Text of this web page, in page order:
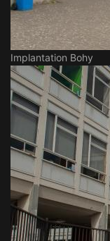
Implantation Bohy